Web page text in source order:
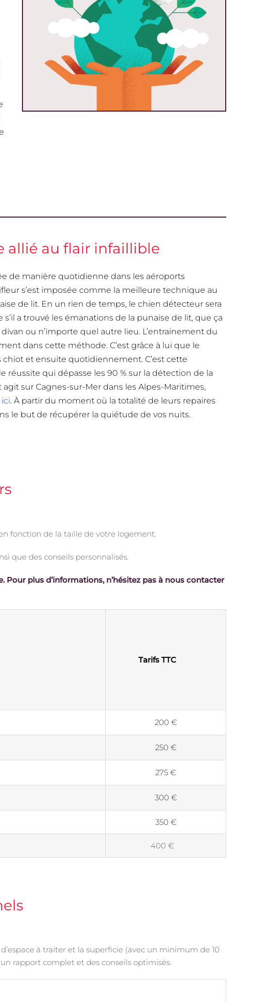
allié au flair infaillible
de manière quotidienne dans les aéroports
s’est imposée comme la meilleure technique au
de lit. En un rien de temps, le chien détecteur sera
a trouvé les émanations de la punaise de lit, que ça
ou n’importe quel autre lieu. L’entrainement du
dans cette méthode. C’est grâce à lui que le
chiot et ensuite quotidiennement. C’est cette
qui dépasse les 90 % sur la détection de la
sur Cagnes-sur-Mer dans les Alpes-Maritimes,
. À partir du moment où la totalité de leurs repaires
le but de récupérer la quiétude de vos nuits.
fonction de la taille de votre logement.
que des conseils personnalisés.
Pour plus d’informations, n’hésitez pas à nous contacter
Tarifs TTC
200 €
250 €
275 €
300 €
350 €
400 €
à traiter et la superficie (avec un minimum de 10
rapport complet et des conseils optimisés.